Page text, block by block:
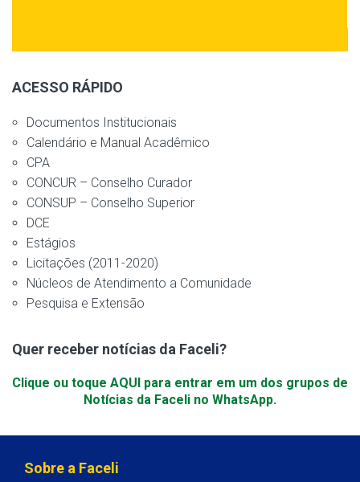
ACESSO RÁPIDO
Documentos Institucionais
Calendário e Manual Acadêmico
CPA
CONCUR – Conselho Curador
CONSUP – Conselho Superior
DCE
Estágios
Licitações (2011-2020)
Núcleos de Atendimento a Comunidade
Pesquisa e Extensão
Quer receber notícias da Faceli?
Clique ou toque AQUI para entrar em um dos grupos de
Notícias da Faceli no WhatsApp.
Sobre a Faceli